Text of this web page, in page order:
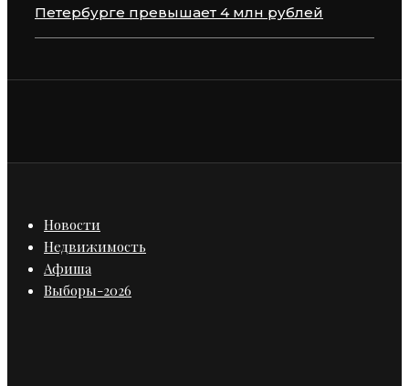
Петербурге превышает 4 млн рублей
Новости
Недвижимость
Афиша
Выборы-2026